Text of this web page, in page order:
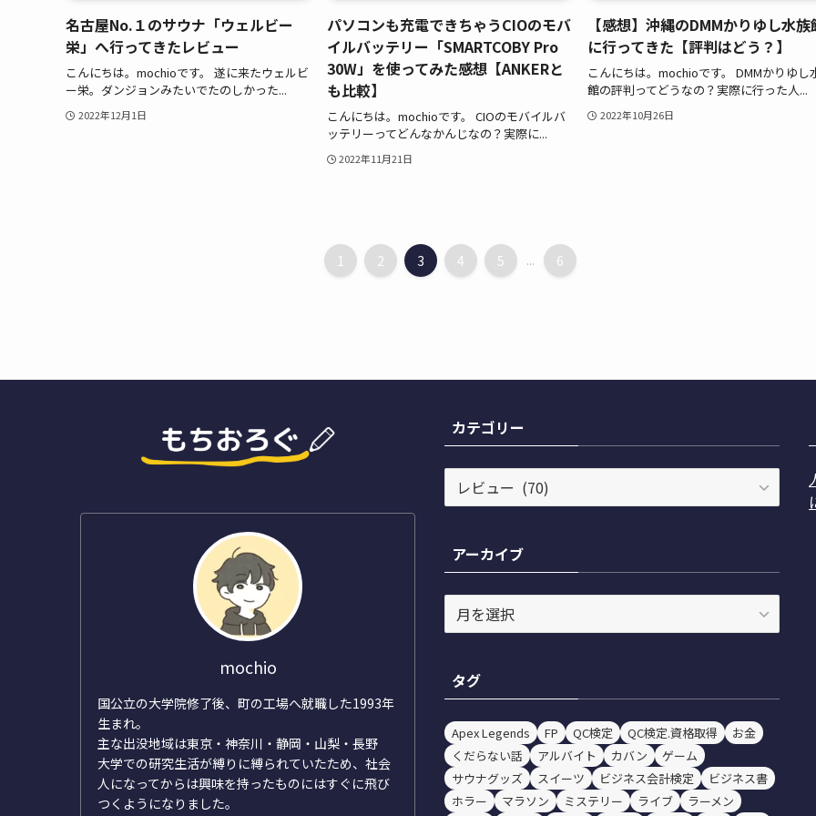
名古屋No.１のサウナ「ウェルビー
栄」へ行ってきたレビュー
こんにちは。mochioです。 遂に来たウェルビ
ー栄。ダンジョンみたいでたのしかった...
2022年12月1日
パソコンも充電できちゃうCIOのモバ
イルバッテリー「SMARTCOBY Pro
30W」を使ってみた感想【ANKERと
も比較】
こんにちは。mochioです。 CIOのモバイルバ
ッテリーってどんなかんじなの？実際に...
2022年11月21日
【感想】沖縄のDMMかりゆし水族
に行ってきた【評判はどう？】
こんにちは。mochioです。 DMMかりゆし
館の評判ってどうなの？実際に行った人...
2022年10月26日
1 2 3 4 5 ... 6
mochio
国公立の大学院修了後、町の工場へ就職した1993年
生まれ。
主な出没地域は東京・神奈川・静岡・山梨・長野
大学での研究生活が縛りに縛られていたため、社会
人になってからは興味を持ったものにはすぐに飛び
つくようになりました。
カテゴリー
テ
リ
ー
アーカイブ
ー
イ
ブ
タグ
Apex Legends FP QC検定 QC検定.資格取得
お金
くだらない話
アルバイト カバン
ゲーム
サウナグッズ
スイーツ ビジネス会計検定
ビジネス書
ホラー
マラソン ミステリー ライブ
ラーメン